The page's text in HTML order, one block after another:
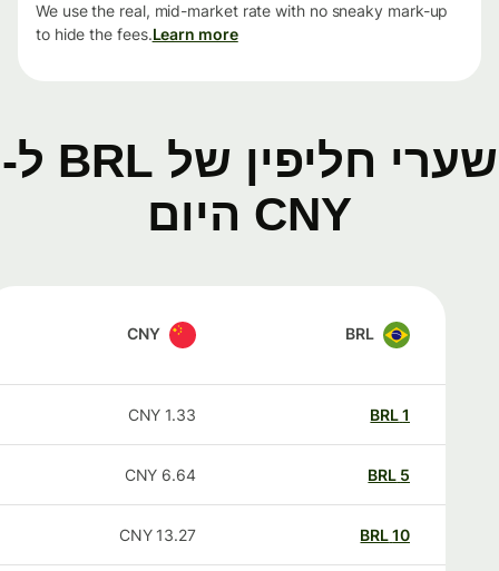
We use the real, mid-market rate with no sneaky mark-up
to hide the fees.Learn more
שערי חליפין של BRL ל-
CNY היום
BRL
CNY
BRL
1.33
CNY
BRL
6.64
CNY
BRL
13.27
CNY